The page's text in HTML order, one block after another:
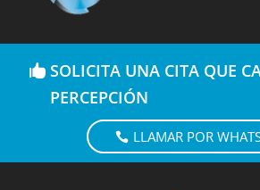
SOLICITA UNA CITA QUE
PERCEPCIÓN
LLAMAR POR